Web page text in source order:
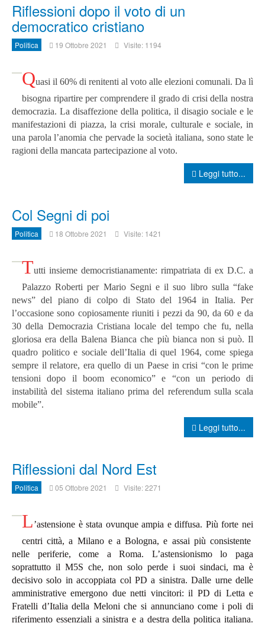
Riflessioni dopo il voto di un
democratico cristiano
Politica 19 Ottobre 2021 Visite: 1194
Quasi il 60% di renitenti al voto alle elezioni comunali. Da lì
bisogna ripartire per comprendere il grado di crisi della nostra
democrazia. La disaffezione della politica, il disagio sociale e le
manifestazioni di piazza, la crisi morale, culturale e sociale, in
una parola l’anomia che pervade la società italiana, sono state le
ragioni della mancata partecipazione al voto.
Leggi tutto...
Col Segni di poi
Politica 18 Ottobre 2021 Visite: 1421
Tutti insieme democristianamente: rimpatriata di ex D.C. a
Palazzo Roberti per Mario Segni e il suo libro sulla “fake
news” del piano di colpo di Stato del 1964 in Italia. Per
l’occasione sono copiosamente riuniti i pezzi da 90, da 60 e da
30 della Democrazia Cristiana locale del tempo che fu, nella
gloriosa era della Balena Bianca che più bianca non si può. Il
quadro politico e sociale dell’Italia di quel 1964, come spiega
sempre il relatore, era quello di un Paese in crisi “con le prime
tensioni dopo il boom economico” e “con un periodo di
instabilità del sistema italiano prima del referendum sulla scala
mobile”.
Leggi tutto...
Riflessioni dal Nord Est
Politica 05 Ottobre 2021 Visite: 2271
L’astensione è stata ovunque ampia e diffusa. Più forte nei
centri città, a Milano e a Bologna, e assai più consistente
nelle periferie, come a Roma. L’astensionismo lo paga
soprattutto il M5S che, non solo perde i suoi sindaci, ma è
decisivo solo in accoppiata col PD a sinistra. Dalle urne delle
amministrative emergono due netti vincitori: il PD di Letta e
Fratelli d’Italia della Meloni che si annunciano come i poli di
riferimento essenziali a sinistra e a destra della politica italiana.